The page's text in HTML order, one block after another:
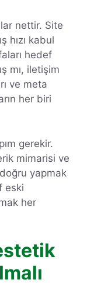
nettir. Site
hızı kabul
hedef
mı, iletişim
ve meta
her biri
gerekir.
mimarisi ve
yapmak
eski
her